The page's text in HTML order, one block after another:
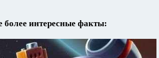
более интересные факты: